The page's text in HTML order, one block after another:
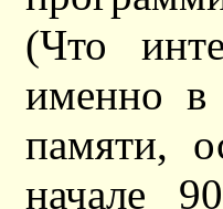
(Что
именно в
памяти,
начале